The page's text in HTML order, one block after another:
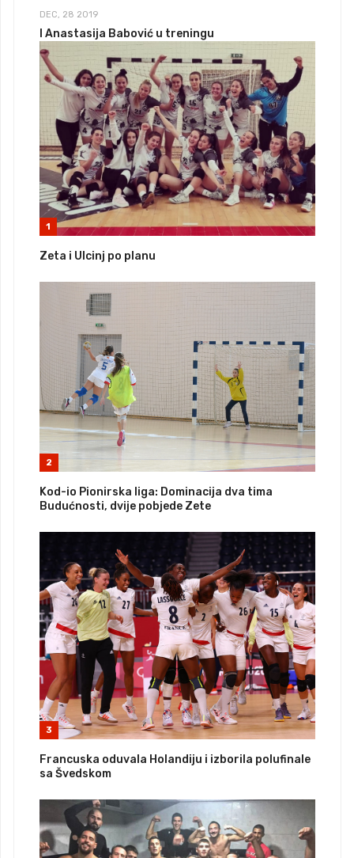
DEC, 28 2019
I Anastasija Babović u treningu
1
Zeta i Ulcinj po planu
2
Kod-io Pionirska liga: Dominacija dva tima
Budućnosti, dvije pobjede Zete
3
Francuska oduvala Holandiju i izborila polufinale
sa Švedskom